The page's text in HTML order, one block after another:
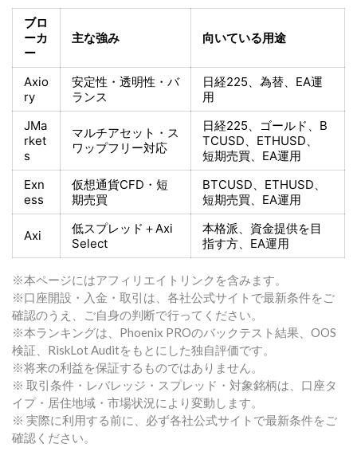
ブロ
ーカ
ー
主な強み 向いている用途
Axio
ry
安定性・透明性・バ
ランス
日経225、為替、EA運
用
JMa
rket
s
マルチアセット・ス
ワップフリー対応
日経225、ゴールド、 B
TCUSD、ETHUSD、
短期売買、EA運用
Exn
ess
仮想通貨CFD・短
期売買
BTCUSD、ETHUSD、
短期売買、EA運用
Axi 低スプレッド＋Axi
Select
本格派、資金提供を目
指す方、EA運用
※本ページにはアフィリエイトリンクを含みます。
※口座開設・入金・取引は、各社公式サイトで最新条件をご
確認のうえ、ご自身の判断で行ってください。
※本ランキングは、Phoenix PROのバックテスト結果、OOS
検証、RiskLot Auditをもとにした独自評価です。
※将来の利益を保証するものではありません。
※ 取引条件・レバレッジ・スプレッド・対象銘柄は、口座タ
イプ・居住地域・市場状況により変動します。
※ 実際に利用する前に、必ず各社公式サイトで最新条件をご
確認ください。